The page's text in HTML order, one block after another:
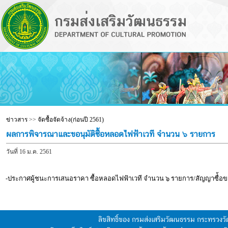
ข่าวสาร>> จัดซื้อจัดจ้าง(ก่อนปี 2561)
ผลการพิจารณาและขอนุมัติซื้อหลอดไฟฟ้าเวที จำนวน ๖ รายการ
วันที่ 16 ม.ค. 2561
-ประกาศผู้ชนะการเสนอราคา ซื้อหลอดไฟฟ้าเวที จำนวน ๖ รายการ/สัญญาซื่้อ
ลิขสิทธิ์ของ กรมส่งเสริมวัฒนธรรม กระทรว